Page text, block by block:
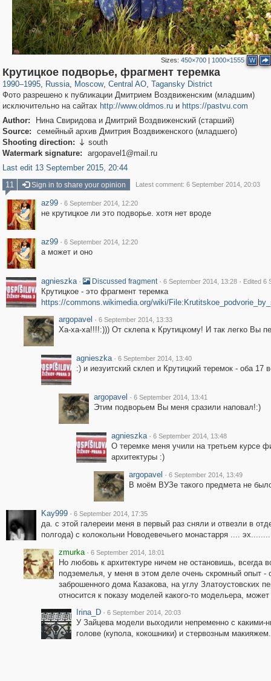
Sizes:450×700 | 1000×1555 W
Крутицкое подворье, фрагмент теремка
1990–1995, Russia
1,407,328 29,248
, Moscow
319,882 8,286
, Central AO
160,021 5,916
, Tagansky District
10,740 402
Фото разрешено к публикации Дмитрием Воздвиженским (младшим)
исключительно на сайтах http://www.oldmos.ruи https://pastvu.com
Author:
Нина Свиридова и Дмитрий Воздвиженский (старший)
Source:
семейный архив Дмитрия Воздвиженского (младшего)
Shooting direction:  south
Watermark signature:
argopavel1@mail.ru
Last edit 13 September 2015, 20:44
11
Sign in to share your opinion Latest comment: 6 September 2014, 20:03
az99 · 6 September 2014, 12:20
не крутицкое ли это подворье. хотя нет вроде
az99 · 6 September 2014, 12:20
а может и оно
agnieszka · Discussed fragment · 6 September 2014, 13:28 · Edited 6
Крутицкое - это фрагмент теремка
https://commons.wikimedia.org/wiki/
argopavel · 6 September 2014, 13:33
Ха-ха-ха!!!!:))) От склепа к Крутицкому! И так легко Вы
agnieszka · 6 September 2014, 13:40
:) и иезуитский склеп и Крутицкий теремок - оба
argopavel · 6 September 2014, 13:41
Этим подворьем Вы меня сразили наповал!:)
agnieszka · 6 September 2014, 13:48
О теремке меня учили на третьем курсе
архитектуры :)
argopavel · 6 September 2014, 13:49
В моём ВУЗе такого предмета не
Kay999 · 6 September 2014, 17:35
да. с этой галереии меня в первый раз сняли и отвезли в
полгода) с колокольни Новодевечьего монастарря ....
zmurka · 6 September 2014, 18:01
Но любовь к архитектуре ничем не остановишь, всегда
подземелья, у меня в этом деле очень скромный опыт
заброшенного дома Казакова, на углу Златоустовских
относится к показу моделей какого-то модельера,
Irina_D · 6 September 2014, 20:03
У Зайцева модели выходили непременно с
голове (купола, кокошники) и стервозным макияжем.